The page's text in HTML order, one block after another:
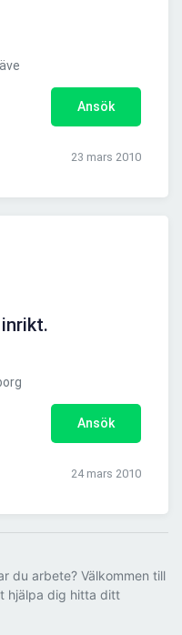
Ansök
23 mars 2010
Ansök
24 mars 2010
du arbete? Välkommen till
hjälpa dig hitta ditt